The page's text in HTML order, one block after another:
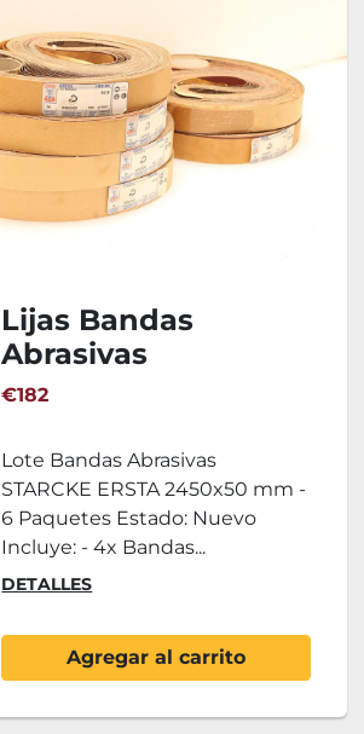
Lijas Bandas
Abrasivas
2450x50mm
60ud.
€182
Lote Bandas Abrasivas
STARCKE ERSTA 2450x50 mm -
6 Paquetes Estado: Nuevo
Incluye: - 4x Bandas...
DETALLES
Agregar al carrito